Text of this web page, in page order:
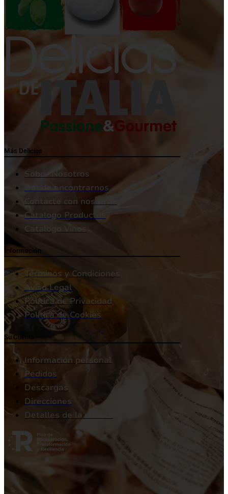
Más Delicias
Sobre Nosotros
Dónde encontrarnos
Contacte con nosotros
Catalogo Productos
Catalogo Vinos
Información
Términos y Condiciones
Aviso Legal
Política de Privacidad
Política de Cookies
Su Cuenta
Información personal
Pedidos
Descargas
Direcciones
Detalles de la cuenta